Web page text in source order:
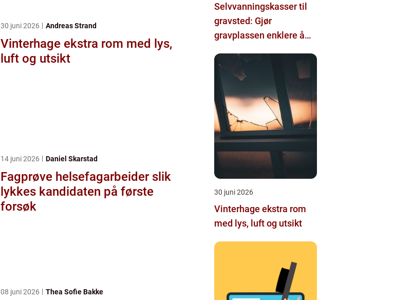
30 juni 2026 Andreas Strand
Vinterhage ekstra rom med lys,
luft og utsikt
14 juni 2026 Daniel Skarstad
Fagprøve helsefagarbeider slik
lykkes kandidaten på første
forsøk
08 juni 2026 Thea Sofie Bakke
Selvvanningskasser til
gravsted: Gjør
gravplassen enklere å
30 juni 2026
Vinterhage ekstra rom
med lys, luft og utsikt